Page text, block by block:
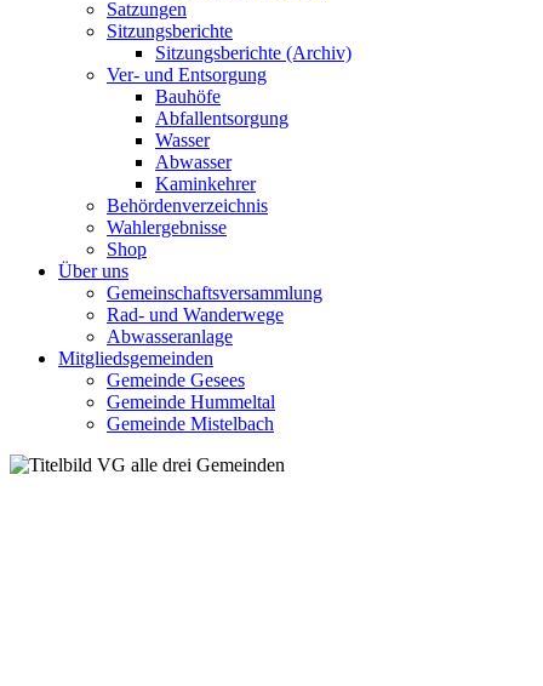
Satzungen
Sitzungsberichte
Sitzungsberichte (Archiv)
Ver- und Entsorgung
Bauhöfe
Abfallentsorgung
Wasser
Abwasser
Kaminkehrer
Behördenverzeichnis
Wahlergebnisse
Shop
Über uns
Gemeinschaftsversammlung
Rad- und Wanderwege
Abwasseranlage
Mitgliedsgemeinden
Gemeinde Gesees
Gemeinde Hummeltal
Gemeinde Mistelbach